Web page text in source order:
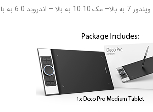
ویندوز 7 به بالا– مک 10.10 به بالا – اندروید 6.0 به بالا